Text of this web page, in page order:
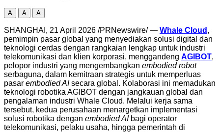
A A A
SHANGHAI, 21 April 2026 /PRNewswire/ — Whale Cloud ,
pemimpin pasar global yang menyediakan solusi digital dan
teknologi cerdas dengan rangkaian lengkap untuk industri
telekomunikasi dan klien korporasi, menggandeng AGIBOT,
pelopor industri yang mengembangkan embodied robot
serbaguna, dalam kemitraan strategis untuk memperluas
pasar embodied AIsecara global. Kolaborasi ini memadukan
teknologi robotika AGIBOT dengan jangkauan global dan
pengalaman industri Whale Cloud. Melalui kerja sama
tersebut, kedua perusahaan menargetkan implementasi
solusi robotika dengan embodied AIbagi operator
telekomunikasi, pelaku usaha, hingga pemerintah di